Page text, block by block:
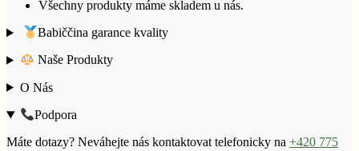
Pohyb
g)
množství
Všechny produkty máme skladem u nás.
Babiččina garance kvality
Naše Produkty
O Nás
Podpora
Máte dotazy? Neváhejte nás kontaktovat telefonicky na +420 775